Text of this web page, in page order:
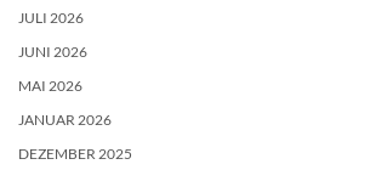
JULI 2026
JUNI 2026
MAI 2026
JANUAR 2026
DEZEMBER 2025